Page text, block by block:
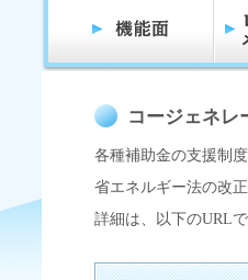
コージェネレ
各種補助金の支援制
省エネルギー法の改
詳細は、以下のURL